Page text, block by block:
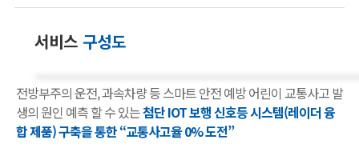
서비스 구성도
전방부주의 운전, 과속차량 등 스마트 안전 예방 어린이 교통사고 발
생의 원인 예측 할 수 있는첨단 IOT 보행 신호등 시스템(레이더 융
합 제품) 구축을 통한 “교통사고율 0% 도전”